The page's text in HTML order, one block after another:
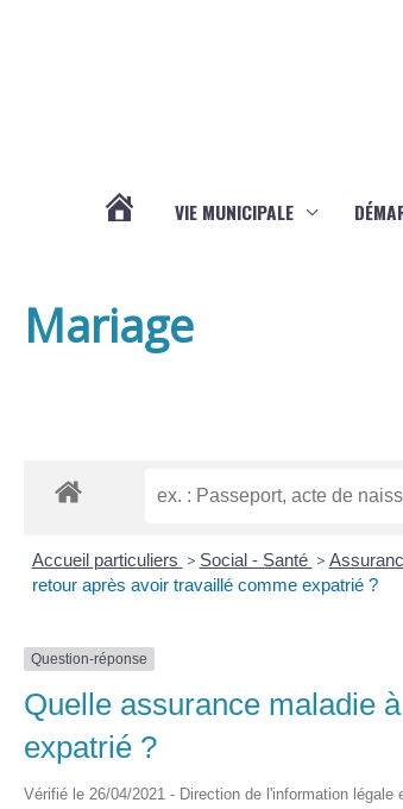
VIE MUNICIPALE
Mariage
Accueil particuliers > Social - Santé >
retour après avoir travaillé comme expatrié ?
Question-réponse
Quelle assurance maladie
expatrié ?
Vérifié le 26/04/2021 - Direction de l'information